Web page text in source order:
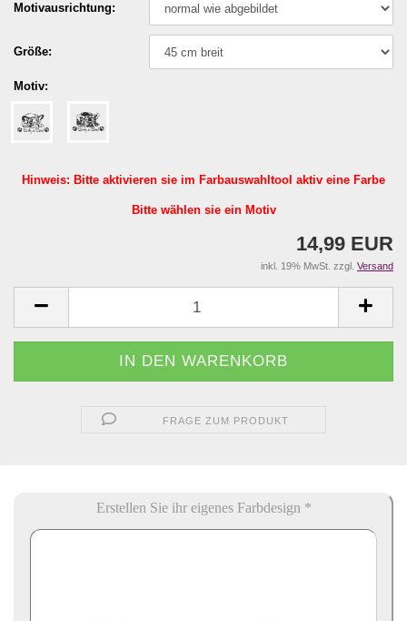
Motivausrichtung:
Größe:
Motiv:
Hinweis: Bitte aktivieren sie im Farbauswahltool aktiv eine Farbe
Bitte wählen sie ein Motiv
14,99 EUR
inkl. 19% MwSt. zzgl. Versand
FRAGE ZUM PRODUKT
Erstellen Sie ihr eigenes Farbdesign *